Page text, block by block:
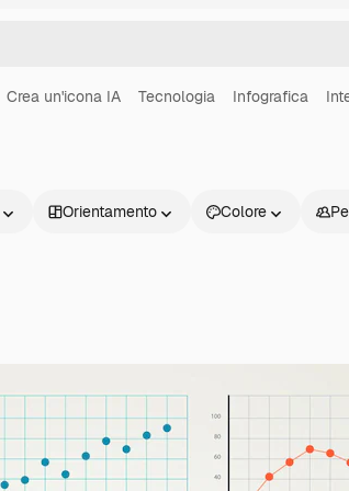
Crea un'icona IA Tecnologia Infografica
Orientamento Colore
Prodotti Inizia